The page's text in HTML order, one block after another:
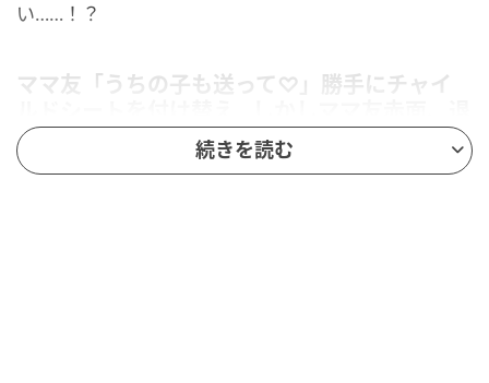
い……！？
ママ友「うちの子も送って♡」勝手にチャイ
散する事態に！
続きを読む